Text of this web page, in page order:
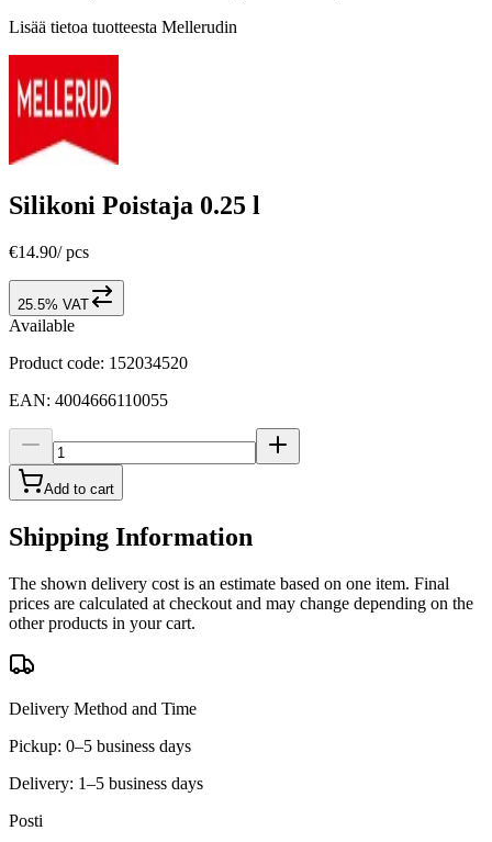
Lisää tietoa tuotteesta Mellerudin
Silikoni Poistaja 0.25 l
€14.90/ pcs
25.5% VAT
Available
Product code: 152034520
EAN: 4004666110055
Add to cart
Shipping Information
The shown delivery cost is an estimate based on one item. Final
prices are calculated at checkout and may change depending on the
other products in your cart.
Delivery Method and Time
Pickup: 0–5 business days
Delivery: 1–5 business days
Posti